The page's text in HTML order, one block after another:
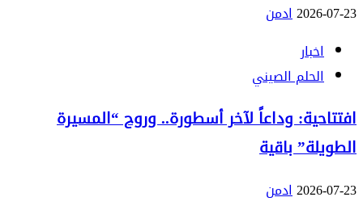
2026-07-23ادمن
اخبار
الحلم الصيني
افتتاحية: وداعاً لآخر أسطورة.. وروح “المسيرة
الطويلة” باقية
2026-07-23ادمن